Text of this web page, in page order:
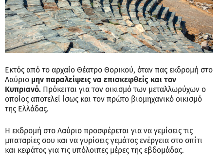
Εκτός από το αρχαίο Θέατρο Θορικού, όταν πας εκδρομή στο
Λαύριο μην παραλείψεις να επισκεφθείς και τον
Κυπριανό. Πρόκειται για τον οικισμό των μεταλλωρύχων ο
οποίος αποτελεί ίσως και τον πρώτο βιομηχανικό οικισμό
της Ελλάδας.
Η εκδρομή στο Λαύριο προσφέρεται για να γεμίσεις τις
μπαταρίες σου και να γυρίσεις γεμάτος ενέργεια στο σπίτι
και κεφάτος για τις υπόλοιπες μέρες της εβδομάδας.